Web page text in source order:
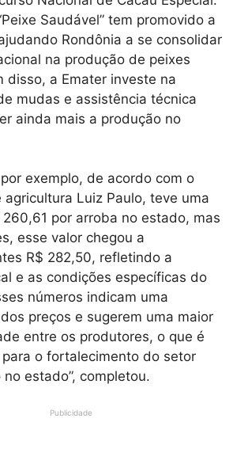
Saudável” tem promovido a
Rondônia a se consolidar
na produção de peixes
disso, a Emater investe na
mudas e assistência técnica
ainda mais a produção no
exemplo, de acordo com o
agricultura Luiz Paulo, teve uma
por arroba no estado, mas
esse valor chegou a
R$ 282,50, refletindo a
e as condições específicas do
números indicam uma
preços e sugerem uma maior
entre os produtores, o que é
o fortalecimento do setor
estado”, completou.
Publicidade